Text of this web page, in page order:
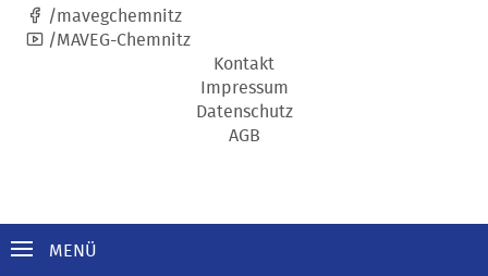
MENÜ
/mavegchemnitz
/MAVEG-Chemnitz
Kontakt
Impressum
Datenschutz
AGB